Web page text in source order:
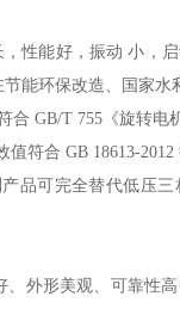
性能好，振动 小，
能环保改造、国家水
GB/T 755《旋转电
符合 GB 18613-
品可完全替代低压
外形美观、可靠性